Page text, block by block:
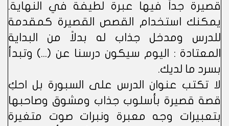
قصيرة جداً فيها عبرة لطيفة في النهاية.
يمكنك استخدام القصص القصيرة كمقدمة
للدرس ومدخل جذاب له بدلاً من البداية
المعتادة : اليوم سيكون درسنا عن (...) وتبدأ
بسرد ما لديك.
لا تكتب عنوان الدرس على السبورة بل احكِ
قصة قصيرة بأسلوب جذاب ومشوق وصاحبها
بتعبيرات وجه معبرة ونبرات صوت متغيرة